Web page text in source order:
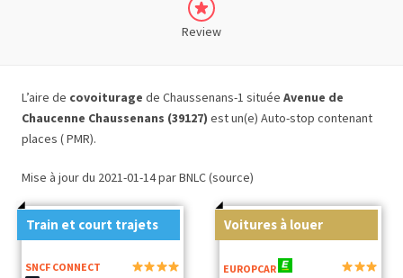
Review
L’aire de covoiturage de Chaussenans-1 située Avenue de
Chaucenne Chaussenans (39127) est un(e) Auto-stop contenant
places ( PMR).
Mise à jour du 2021-01-14 par BNLC (source)
Train et court trajets
SNCF CONNECT
Voitures à louer
EUROPCAR